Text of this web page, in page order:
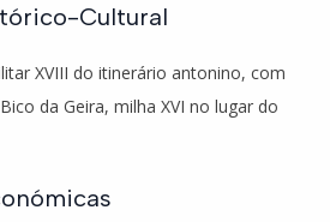
Cultural
XVIII do itinerário antonino, com
da Geira, milha XVI no lugar do